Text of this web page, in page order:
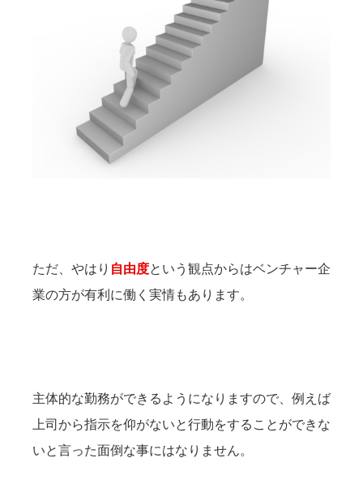
ただ、やはり 自由度という観点からはベンチャー企
業の方が有利に働く実情もあります。
主体的な勤務ができるようになりますので、例えば
上司から指示を仰がないと行動をすることができな
いと言った面倒な事にはなりません。